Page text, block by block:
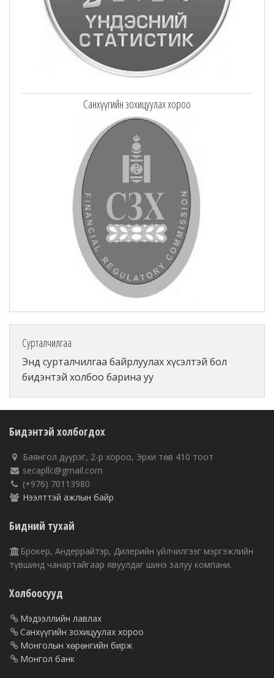
Санхүүгийн зохицуулах хороо
Сурталчилгаа
Энд сурталчилгаа байрлуулах хүсэлтэй бол
бидэнтэй холбоо барина уу
Бидэнтэй холбогдох
Баянгол дүүрэг, 2-р хороо, Эрхи төв 410 тоот
secapllc@gmail.com
(+976) 70113980
Нээлттэй ажлын байр
Бидний тухай
Брокер, Андеррайтэр, Дилерийн үйлчилгээг мэргэжлийн
түвшинд чанартайгаар явуулдаг шинэ залуу компани.
Холбоосууд
Мэдээллийн лавлах
Санхүүгийн зохицуулах хороо
Монголын хөрөнгийн бирж
Монгол банк